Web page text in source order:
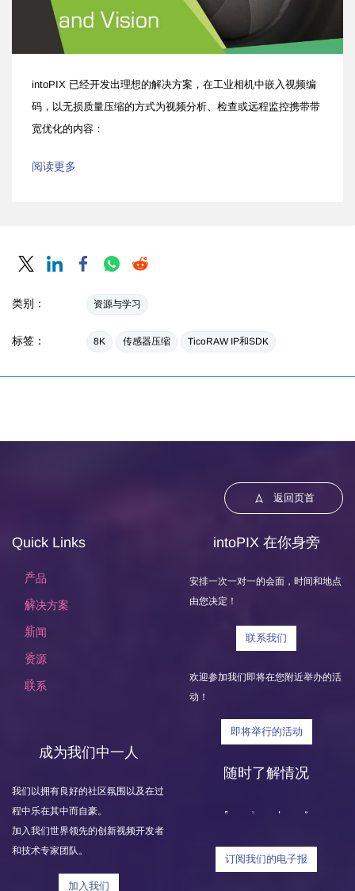
intoPIX 已经开发出理想的解决方案，在工业相机中嵌入视频编
码，以无损质量压缩的方式为视频分析、检查或远程监控携带带
宽优化的内容：
阅读更多
类别： 资源与学习
标签： 8K 传感器压缩 TicoRAW IP和SDK
返回页首
Quick Links
产品
解决方案
新闻
资源
联系
intoPIX 在你身旁
安排一次一对一的会面，时间和地点
由您决定！
联系我们
欢迎参加我们即将在您附近举办的活
动！
即将举行的活动
成为我们中一人
我们以拥有良好的社区氛围以及在过
程中乐在其中而自豪。
加入我们世界领先的创新视频开发者
和技术专家团队。
加入我们
随时了解情况
订阅我们的电子报